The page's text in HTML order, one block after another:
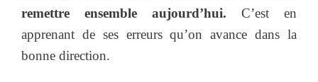
remettre ensemble aujourd’hui. C’est en
apprenant de ses erreurs qu’on avance dans la
bonne direction.